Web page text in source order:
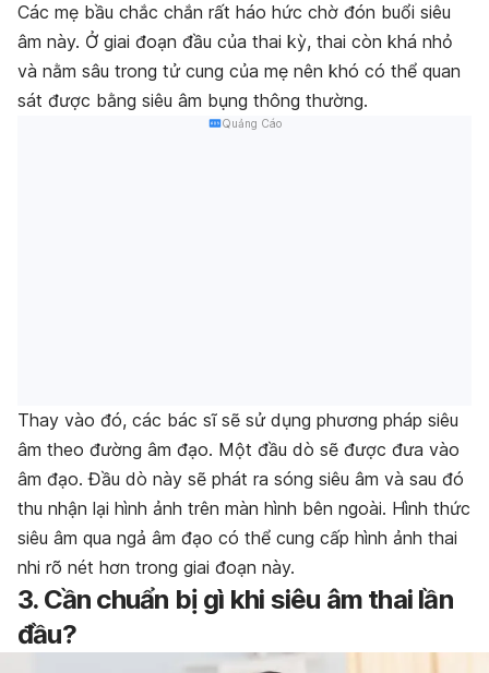
Các mẹ bầu chắc chắn rất háo hức chờ đón buổi siêu
âm này. Ở giai đoạn đầu của thai kỳ, thai còn khá nhỏ
và nằm sâu trong tử cung của mẹ nên khó có thể quan
sát được bằng siêu âm bụng thông thường.
Quảng Cáo
Thay vào đó, các bác sĩ sẽ sử dụng phương pháp siêu
âm theo đường âm đạo. Một đầu dò sẽ được đưa vào
âm đạo. Đầu dò này sẽ phát ra sóng siêu âm và sau đó
thu nhận lại hình ảnh trên màn hình bên ngoài. Hình thức
siêu âm qua ngả âm đạo có thể cung cấp hình ảnh thai
nhi rõ nét hơn trong giai đoạn này.
3. Cần chuẩn bị gì khi siêu âm thai lần
đầu?